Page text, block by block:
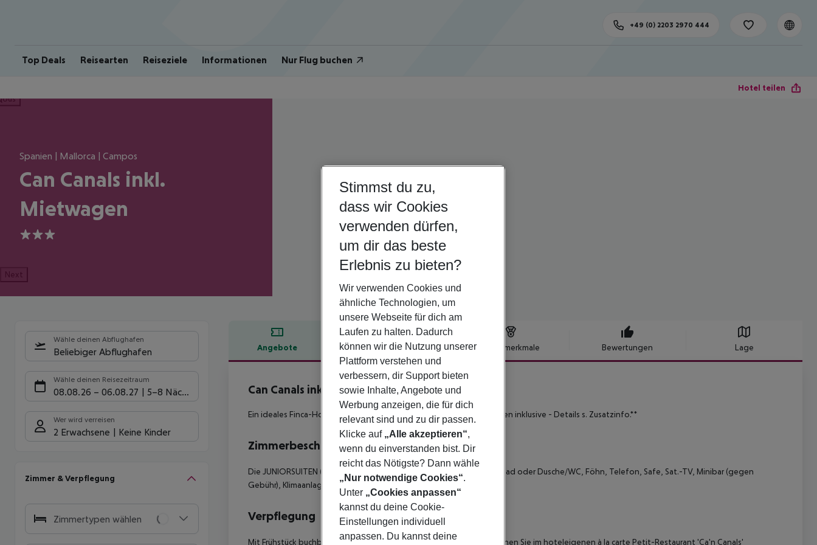
Top Deals Reisearten Reiseziele Informationen Nur Flug buchen
+49 (0) 2203 2970 444
Hotel teilen
Spanien | Mallorca | Campos
Can Canals inkl.
Mietwagen
3
Next
Wähle deinen Abflughafen
Beliebiger Abflughafen
Wähle deinen Reisezeitraum
08.08.26 – 06.08.27 5-8 Nächte
Wer wird verreisen
2 Erwachsene Keine Kinder
Zimmer & Verpflegung
Zimmertypen wählen
Angebote Hotelbeschreibung Hotelmerkmale Bewertungen Lage
Hotelbeschreibung
Can Canals inkl. Mietwagen
3
Ein ideales Finca-Hotel zum Wohlfühlen und Entspannen. **Mietwagen inklusive - Details s. Zusatzinfo.**
Zimmerbeschreibung
Die JUNIORSUITEN (JUNIOR SUITE) sind individuell eingerichtet, mit Bad oder Dusche/WC, Föhn, Telefon, Safe, Sat.-TV, Minibar (gegen
Gebühr), Klimaanlage/Heizung und großer möblierter Terrasse.
Verpflegung
Mit Frühstück buchbar. Frühstück in Buffetform.Das Abendessen können Sie im hoteleigenen à la carte Petit-Restaurant 'Ca'n Canals'
Stimmst du zu,
dass wir Cookies
verwenden dürfen,
um dir das beste
Erlebnis zu bieten?
Wir verwenden Cookies und
ähnliche Technologien, um
unsere Webseite für dich am
Laufen zu halten. Dadurch
können wir die Nutzung unserer
Plattform verstehen und
verbessern, dir Support bieten
sowie Inhalte, Angebote und
Werbung anzeigen, die für dich
relevant sind und zu dir passen.
Klicke auf „Alle akzeptieren“,
wenn du einverstanden bist. Dir
reicht das Nötigste? Dann wähle
„Nur notwendige Cookies“.
Unter „Cookies anpassen“
kannst du deine Cookie-
Einstellungen individuell
anpassen. Du kannst deine